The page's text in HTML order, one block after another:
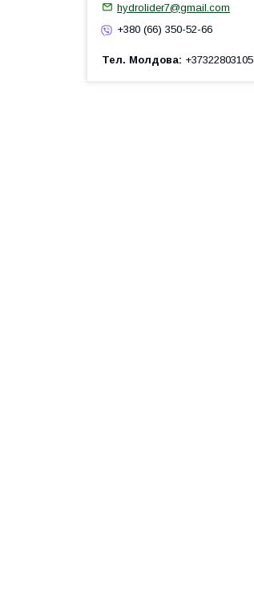
hydrolider7@gmail.com
+380 (66) 350-52-66
Тел. Молдова +37322803105